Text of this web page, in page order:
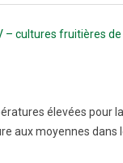
– cultures fruitières
élevées pour
aux moyennes dans